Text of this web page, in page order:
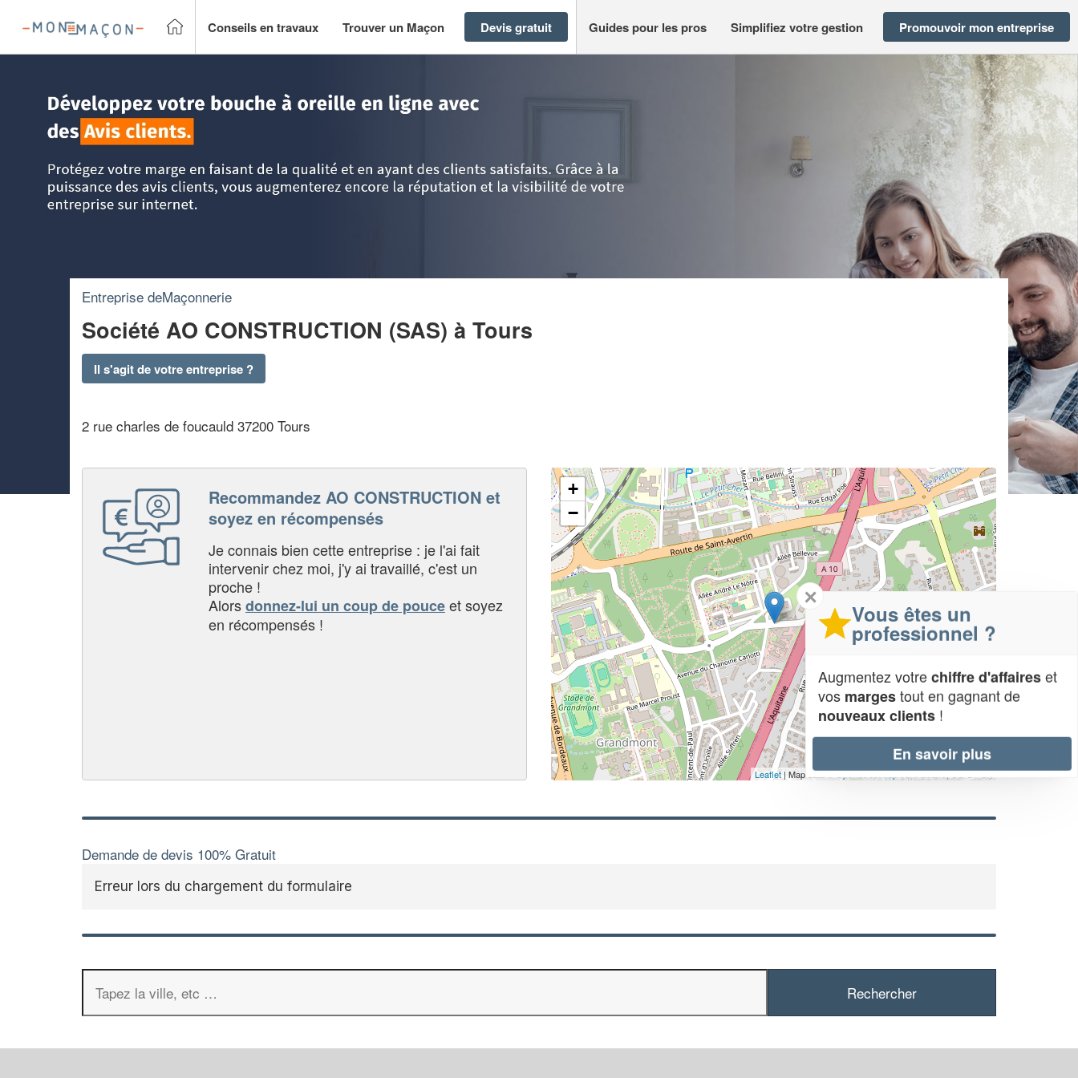
Conseils en travaux Trouver un Maçon Devis gratuit Guides pour les pros Simplifiez votre gestion Promouvoir mon entreprise
Entreprise deMaçonnerie
Société AO CONSTRUCTION (SAS) à Tours
Il s'agit de votre entreprise ?
2 rue charles de foucauld 37200 Tours
Recommandez AO CONSTRUCTION et
soyez en récompensés
Je connais bien cette entreprise : je l'ai fait
intervenir chez moi, j'y ai travaillé, c'est un
proche !
Alorsdonnez-lui un coup de pouceet soyez
en récompensés !
+
−
Leaflet | Map data ©OpenStreetMap contributors,CC-BY-SA
Demande de devis 100% Gratuit
Erreur lors du chargement du formulaire
✕
Vous êtes un
professionnel ?
Augmentez votrechiffre d'affaireset
vos margestout en gagnant de
nouveaux clients !
En savoir plus